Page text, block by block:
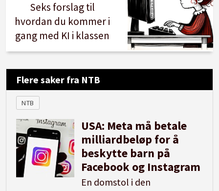
Seks forslag til
hvordan du kommer i
gang med KI i klassen
Flere saker fra NTB
NTB
USA: Meta må betale
milliardbeløp for å
beskytte barn på
Facebook og Instagram
En domstol i den